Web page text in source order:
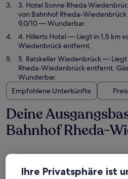
3. Hotel Sonne Rheda
von Bahnhof Rheda-
9,0/10 — Wunderbar.
4. Hillerts Hotel— Liegt in 1,5 km
Wiedenbrück entfernt.
5. Ratskeller Wiedenbrück— Liegt
Rheda-Wiedenbrück entfernt.
Wunderbar.
Empfohlene Unterkünfte
Deine
Bahnhof Rheda-
Hotel Restaurant Reuter
Ihre Privatsphäre ist